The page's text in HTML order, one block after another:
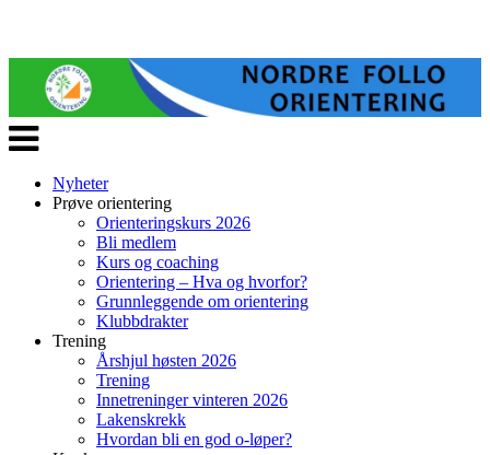
Veksle
navigasjon
Nyheter
Prøve orientering
Orienteringskurs 2026
Bli medlem
Kurs og coaching
Orientering – Hva og hvorfor?
Grunnleggende om orientering
Klubbdrakter
Trening
Årshjul høsten 2026
Trening
Innetreninger vinteren 2026
Lakenskrekk
Hvordan bli en god o-løper?